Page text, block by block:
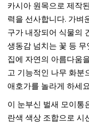
카시아 원목으로 제작
력을 선사합니다. 가벼
구가 내장되어 식물의
생동감 넘치는 꽃 등
집에 자연의 아름다움
고 기능적인 나무 화분
애호가를 놀라게 하세
이 눈부신 벌새 모이통
란색 색상 조합으로 시